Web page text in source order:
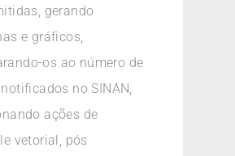
gerando
e gráficos,
os ao número de
no SINAN,
ações de
vetorial, pós